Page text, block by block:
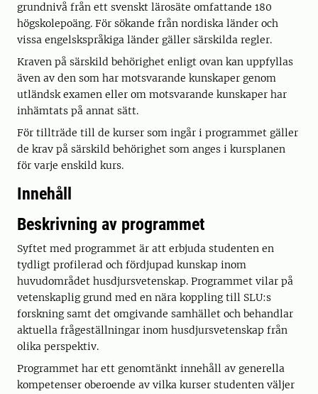
grundnivå från ett svenskt lärosäte omfattande 180
högskolepoäng. För sökande från nordiska länder och
vissa engelskspråkiga länder gäller särskilda regler.
Kraven på särskild behörighet enligt ovan kan uppfyllas
även av den som har motsvarande kunskaper genom
utländsk examen eller om motsvarande kunskaper har
inhämtats på annat sätt.
För tillträde till de kurser som ingår i programmet gäller
de krav på särskild behörighet som anges i kursplanen
för varje enskild kurs.
Innehåll
Beskrivning av programmet
Syftet med programmet är att erbjuda studenten en
tydligt profilerad och fördjupad kunskap inom
huvudområdet husdjursvetenskap. Programmet vilar på
vetenskaplig grund med en nära koppling till SLU:s
forskning samt det omgivande samhället och behandlar
aktuella frågeställningar inom husdjursvetenskap från
olika perspektiv.
Programmet har ett genomtänkt innehåll av generella
kompetenser oberoende av vilka kurser studenten väljer